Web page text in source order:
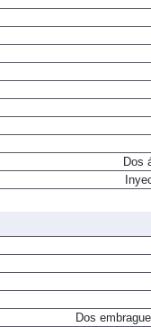
Dos
Dos